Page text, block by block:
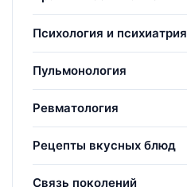
Психология и психиатрия
Пульмонология
Ревматология
Рецепты вкусных блюд
Связь поколений